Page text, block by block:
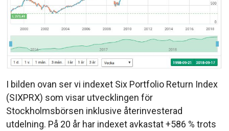
I bilden ovan ser vi indexet Six Portfolio Return Index
(SIXPRX) som visar utvecklingen för
Stockholmsbörsen inklusive återinvesterad
utdelning. På 20 år har indexet avkastat +586 % trots